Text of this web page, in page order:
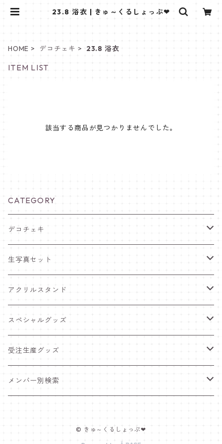
23.8 浴衣 | きゅ～くるしょっぷ❤
HOME デコチェキ 23.8 浴衣
ITEM LIST
該当する商品が見つかりませんでした。
CATEGORY
デコチェキ
25夏 衣装
25.5 セーラー服
25.4 きゅ～くま
25新体制 衣装
25.2 メンカラ交換！メイド服
生写真セット
25夏 衣装
25.5 セーラー服
25.4 きゅ～くま
25新体制 衣装
アクリルスタンド
25.5 セーラー服
25.4 きゅ～くま
25新体制 衣装
スペシャルグッズ
ワンマンライブグッズ
ペンライト
受注生産グッズ
推しTシャツ
メンバー別検索
© きゅ～くるしょっぷ❤